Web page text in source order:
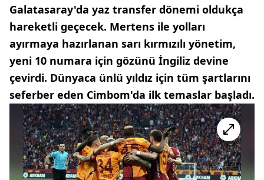
Galatasaray'da yaz transfer dönemi oldukça
hareketli geçecek. Mertens ile yolları
ayırmaya hazırlanan sarı kırmızılı yönetim,
yeni 10 numara için gözünü İngiliz devine
çevirdi. Dünyaca ünlü yıldız için tüm şartlarını
seferber eden Cimbom'da ilk temaslar başladı.